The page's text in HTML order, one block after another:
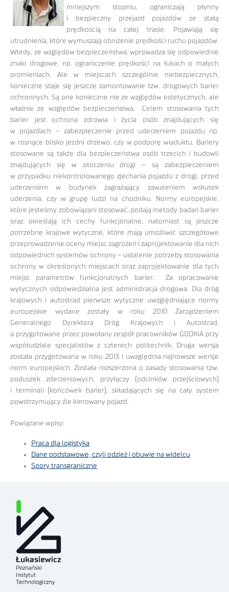
mniejszym stopniu, ograniczają płynny
i bezpieczny przejazd pojazdów ze stałą
prędkością na całej trasie. Pojawiają się
utrudnienia, które wymuszają obniżenie prędkości ruchu pojazdów.
Wtedy, ze względów bezpieczeństwa, wprowadza się odpowiednie
znaki drogowe, np. ograniczenie prędkości na łukach o małych
promieniach. Ale w miejscach szczególnie niebezpiecznych,
konieczne staje się jeszcze zamontowanie tzw. drogowych barier
ochronnych. Są one konieczne nie ze względów estetycznych, ale
właśnie ze względów bezpieczeństwa. Celem stosowania tych
barier jest ochrona zdrowia i życia osób znajdujących się
w pojazdach – zabezpieczenie przed uderzeniem pojazdu np.
w rosnące blisko jezdni drzewo, czy w podporę wiaduktu. Bariery
stosowane są także dla bezpieczeństwa osób trzecich i budowli
znajdujących się w otoczeniu drogi – są zabezpieczeniem
w przypadku niekontrolowanego zjechania pojazdu z drogi, przed
uderzeniem w budynek zagrażający zawaleniem wskutek
uderzenia, czy w grupę ludzi na chodniku. Normy europejskie,
które jesteśmy zobowiązani stosować, podają metody badań barier
oraz określają ich cechy funkcjonalne, natomiast są jeszcze
potrzebne krajowe wytyczne, które mają umożliwić szczegółowe
przeprowadzenie oceny miejsc zagrożeń i zaprojektowanie dla nich
odpowiednich systemów ochrony – ustalenie potrzeby stosowania
ochrony w określonych miejscach oraz zaprojektowanie dla tych
miejsc parametrów funkcjonalnych barier. Za opracowanie
wytycznych odpowiedzialna jest administracja drogowa. Dla dróg
krajowych i autostrad pierwsze wytyczne uwzględniające normy
europejskie wydane zostały w roku 2010 Zarządzeniem
Generalnego Dyrektora Dróg Krajowych i Autostrad,
a przygotowane przez powołany zespół pracowników GDDKiA przy
współudziale specjalistów z czterech politechnik. Druga wersja
została przygotowana w roku 2013 i uwzględnia najnowsze wersje
norm europejskich. Została rozszerzona o zasady stosowania tzw.
poduszek zderzeniowych, przyłączy (odcinków przejściowych)
i terminali (końcówek barier), składających się na cały system
powstrzymujący źle kierowany pojazd.
Powiązane wpisy:
Praca dla logistyka
Dane podstawowe, czyli odzież i obuwie na widelcu
Spory transgraniczne